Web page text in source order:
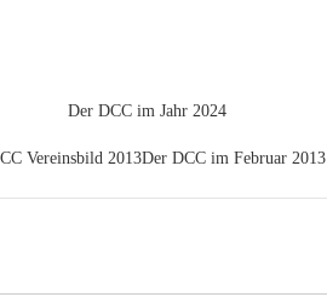
Der DCC im Jahr 2024
Der DCC im Februar 2013